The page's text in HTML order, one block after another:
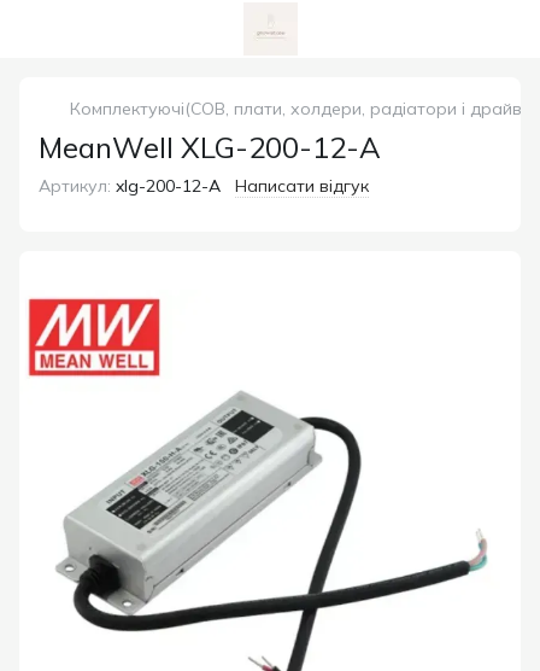
Комплектуючі(COB, плати, холдери, радіатори і
MeanWell XLG-200-12-A
Артикул: xlg-200-12-A Написати відгук